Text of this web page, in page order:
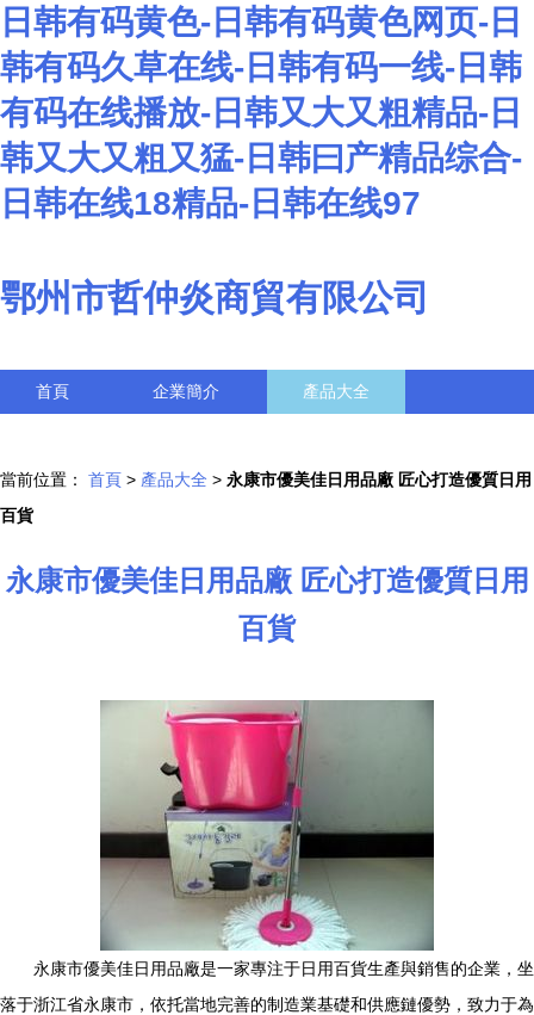
日韩有码黄色-日韩有码黄色网页-日
韩有码久草在线-日韩有码一线-日韩
有码在线播放-日韩又大又粗精品-日
韩又大又粗又猛-日韩曰产精品综合-
日韩在线18精品-日韩在线97
鄂州市哲仲炎商貿有限公司
首頁 企業簡介 產品大全
當前位置： 首頁 > 產品大全 > 永康市優美佳日用品廠 匠心打造優質日用
百貨
永康市優美佳日用品廠 匠心打造優質日用
百貨
永康市優美佳日用品廠是一家專注于日用百貨生產與銷售的企業，坐
落于浙江省永康市，依托當地完善的制造業基礎和供應鏈優勢，致力于為